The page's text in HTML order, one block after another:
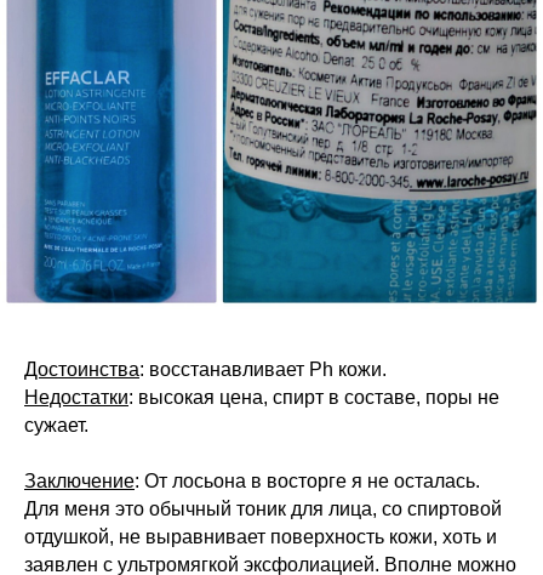
Достоинства: восстанавливает Ph кожи.
Недостатки: высокая цена, спирт в составе, поры не
сужает.
Заключение: От лосьона в восторге я не осталась.
Для меня это обычный тоник для лица, со спиртовой
отдушкой, не выравнивает поверхность кожи, хоть и
заявлен с ультромягкой эксфолиацией. Вполне можно